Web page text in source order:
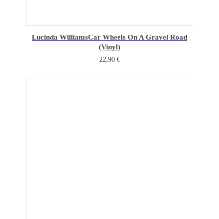
Lucinda WilliamsCar Wheels On A Gravel Road
(Vinyl)
22,90 €